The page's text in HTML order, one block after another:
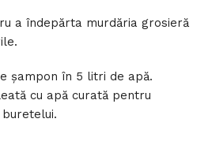
a îndepărta murdăria grosieră
șampon în 5 litri de apă.
cu apă curată pentru